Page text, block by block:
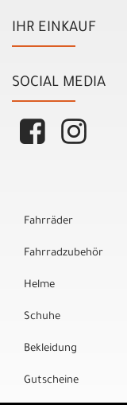
IHR EINKAUF
SOCIAL MEDIA
Fahrräder
Fahrradzubehör
Helme
Schuhe
Bekleidung
Gutscheine